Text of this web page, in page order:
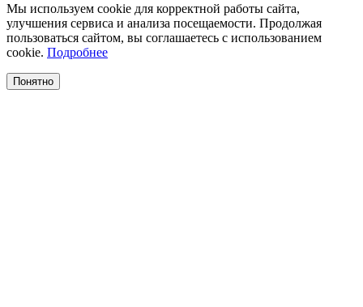
Мы используем cookie для корректной работы сайта,
улучшения сервиса и анализа посещаемости. Продолжая
пользоваться сайтом, вы соглашаетесь с использованием
cookie. Подробнее
Понятно